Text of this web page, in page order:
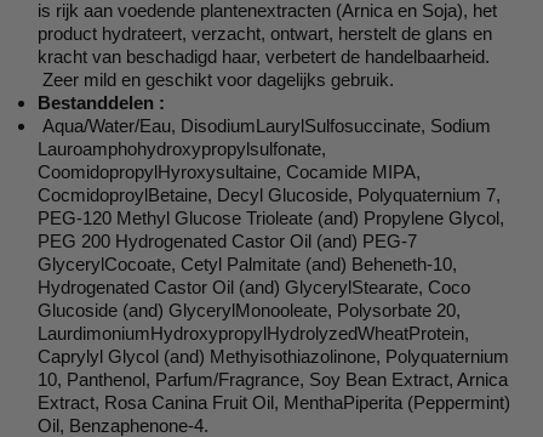
is rijk aan voedende plantenextracten (Arnica en Soja), het
product hydrateert, verzacht, ontwart, herstelt de glans en
kracht van beschadigd haar, verbetert de handelbaarheid.
Zeer mild en geschikt voor dagelijks gebruik.
Bestanddelen :
Aqua/Water/Eau, DisodiumLaurylSulfosuccinate, Sodium
Lauroamphohydroxypropylsulfonate,
CoomidopropylHyroxysultaine, Cocamide MIPA,
CocmidoproylBetaine, Decyl Glucoside, Polyquaternium 7,
PEG-120 Methyl Glucose Trioleate (and) Propylene Glycol,
PEG 200 Hydrogenated Castor Oil (and) PEG-7
GlycerylCocoate, Cetyl Palmitate (and) Beheneth-10,
Hydrogenated Castor Oil (and) GlycerylStearate, Coco
Glucoside (and) GlycerylMonooleate, Polysorbate 20,
LaurdimoniumHydroxypropylHydrolyzedWheatProtein,
Caprylyl Glycol (and) Methyisothiazolinone, Polyquaternium
10, Panthenol, Parfum/Fragrance, Soy Bean Extract, Arnica
Extract, Rosa Canina Fruit Oil, MenthaPiperita (Peppermint)
Oil, Benzaphenone-4.